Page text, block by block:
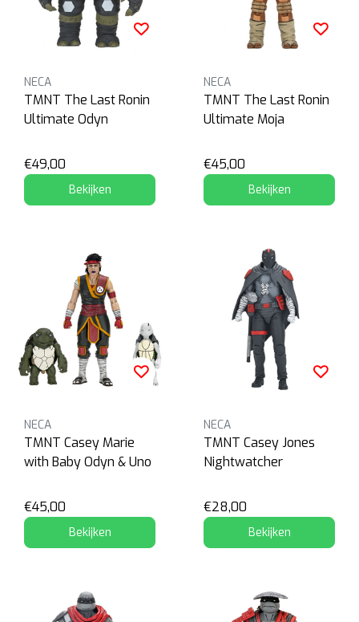
NECA
TMNT The Last Ronin
Ultimate Odyn
€49,00
Bekijken
NECA
TMNT The Last Ronin
Ultimate Moja
€45,00
Bekijken
NECA
TMNT Casey Marie
with Baby Odyn & Uno
€45,00
Bekijken
NECA
TMNT Casey Jones
Nightwatcher
€28,00
Bekijken